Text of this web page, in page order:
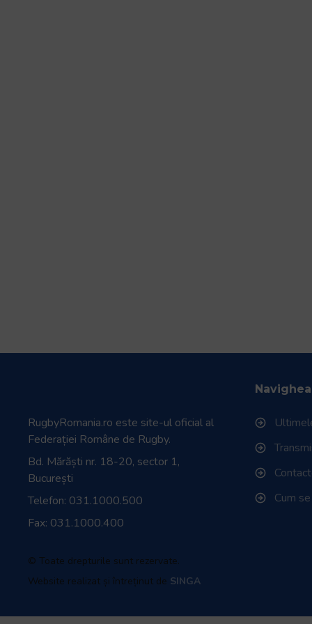
RugbyRomania.ro este site-ul oficial al
Federației Române de Rugby.
Bd. Mărăști nr. 18-20, sector 1,
București
Telefon: 031.1000.500
Fax: 031.1000.400
© Toate drepturile sunt rezervate.
Website realizat și întreținut de SINGA
Cum